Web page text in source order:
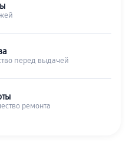
перед выдачей
ремонта